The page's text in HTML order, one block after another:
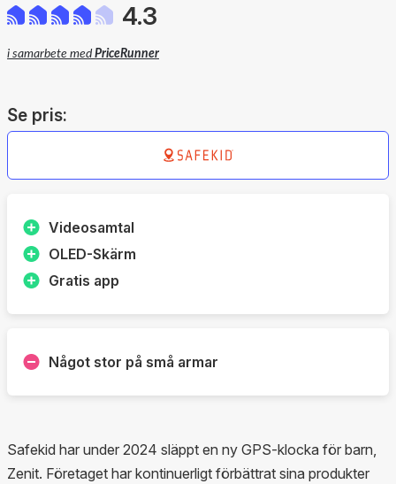
4.3
i samarbete med PriceRunner
Se pris:
Videosamtal
OLED-Skärm
Gratis app
Något stor på små armar
Safekid har under 2024 släppt en ny GPS-klocka för barn,
Zenit. Företaget har kontinuerligt förbättrat sina produkter